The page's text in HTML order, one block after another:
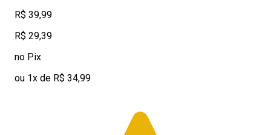
R$ 39,99
R$ 29,39
no Pix
ou 1x de R$ 34,99